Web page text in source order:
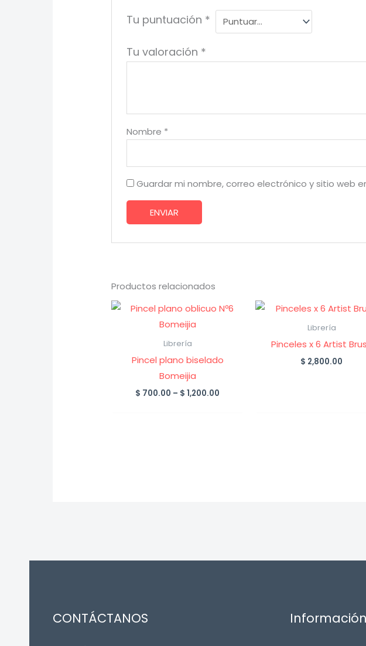
Tu puntuación *
Tu valoración *
Nombre *
Guardar mi nombre, correo electrónico y sitio web
Productos relacionados
Librería
Pincel plano biselado
Bomeijia
$ 700.00 – $ 1,200.00
Librería
Pinceles x 6 Artist
$ 2,800.00
CONTÁCTANOS Información